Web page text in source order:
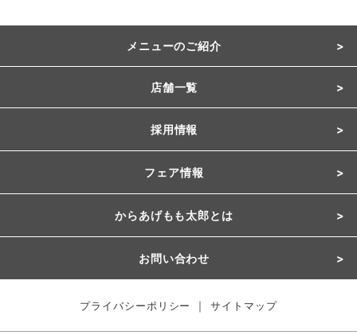
メニューのご紹介
店舗一覧
採用情報
フェア情報
からあげもも太郎とは
お問い合わせ
プライバシーポリシー ｜サイトマップ